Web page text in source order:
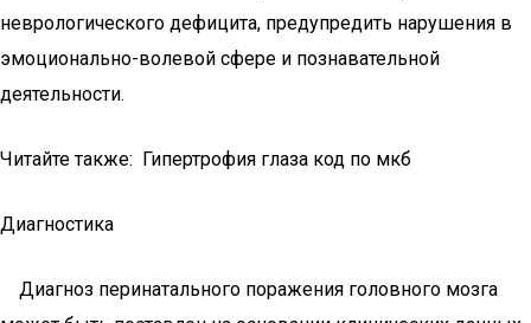
неврологического дефицита, предупредить нарушения в
эмоционально-волевой сфере и познавательной
деятельности.
Читайте также: Гипертрофия глаза код по мкб
Диагностика
Диагноз перинатального поражения головного мозга